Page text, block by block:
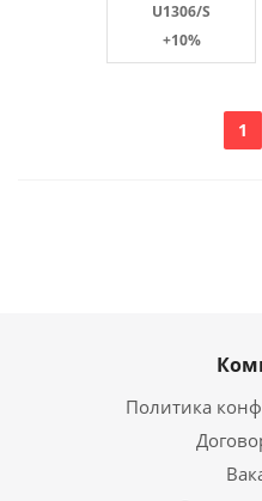
U1306/S
+10%
1
Политика